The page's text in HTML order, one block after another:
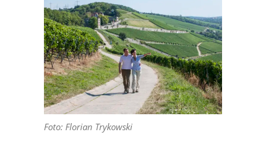
Foto: Florian Trykowski